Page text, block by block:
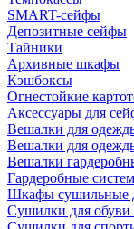
SMART-сейфы
Депозитные сейфы
Тайники
Архивные шкафы
Кэшбоксы
Огнестойкие
Аксессуары для
Вешалки для
Вешалки для
Вешалки
Гардеробные
Шкафы сушильные
Сушилки для обуви